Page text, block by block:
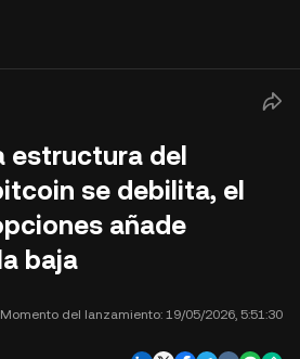
estructura del
se debilita, el
añade
baja
Momento del lanzamiento: 19/05/2026, 5:51:30